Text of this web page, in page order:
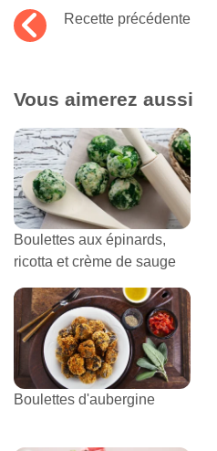
Recette précédente
Vous aimerez aussi
Boulettes aux épinards,
ricotta et crème de sauge
Boulettes d'aubergine